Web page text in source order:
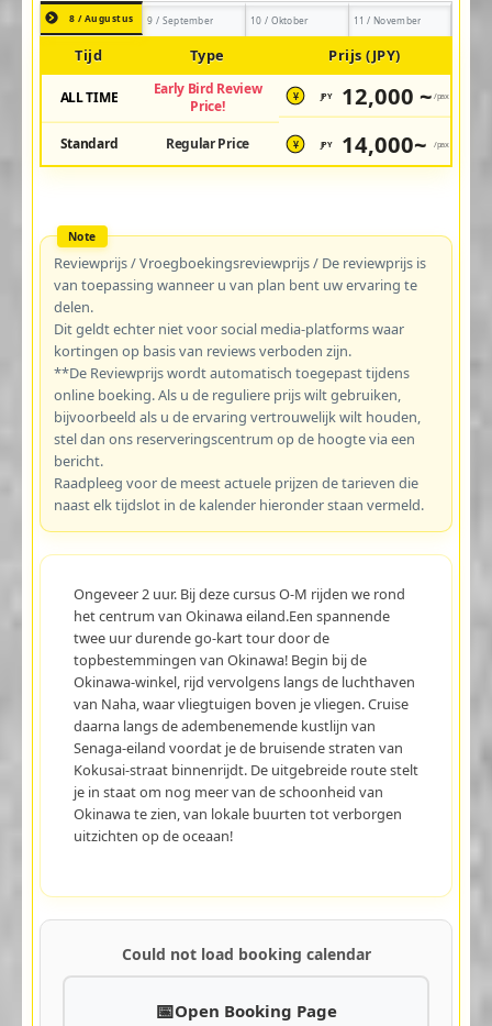
8 / Augustus 9 / September 10 / Oktober 11 / November
Tijd Type Prijs (JPY)
ALL TIME
Early Bird Review
Price!
¥ JPY 12,000 ~ /pax
Standard Regular Price ¥ JPY 14,000~ /pax
Reviewprijs / Vroegboekingsreviewprijs / De reviewprijs is
van toepassing wanneer u van plan bent uw ervaring te
delen.
Dit geldt echter niet voor social media-platforms waar
kortingen op basis van reviews verboden zijn.
**De Reviewprijs wordt automatisch toegepast tijdens
online boeking. Als u de reguliere prijs wilt gebruiken,
bijvoorbeeld als u de ervaring vertrouwelijk wilt houden,
stel dan ons reserveringscentrum op de hoogte via een
bericht.
Raadpleeg voor de meest actuele prijzen de tarieven die
naast elk tijdslot in de kalender hieronder staan vermeld.
Ongeveer 2 uur. Bij deze cursus O-M rijden we rond
het centrum van Okinawa eiland.Een spannende
twee uur durende go-kart tour door de
topbestemmingen van Okinawa! Begin bij de
Okinawa-winkel, rijd vervolgens langs de luchthaven
van Naha, waar vliegtuigen boven je vliegen. Cruise
daarna langs de adembenemende kustlijn van
Senaga-eiland voordat je de bruisende straten van
Kokusai-straat binnenrijdt. De uitgebreide route stelt
je in staat om nog meer van de schoonheid van
Okinawa te zien, van lokale buurten tot verborgen
uitzichten op de oceaan!
Could not load booking calendar
Open Booking Page